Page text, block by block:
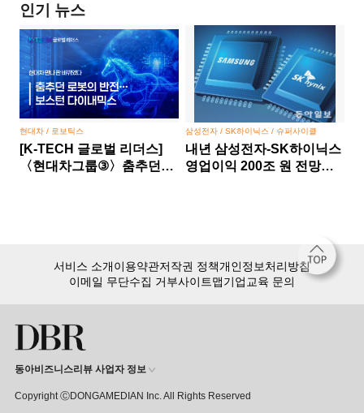
인기 뉴스
현대차 / 로보틱스
[K-TECH 글로벌 리더스]
〈현대차그룹③〉춤추던
삼성전자 / SK하이닉스 / 슈퍼사이클
내년 삼성전자-SK하이닉스
영업이익 200조 원 전망…
서비스 소개이용약관저작권 정책개인정보처리방침
이메일 무단수집 거부사이트맵기업교육 문의
동아비즈니스리뷰 사업자 정보
Copyright ⒸDONGAMEDIAN Inc. All Rights Reserved